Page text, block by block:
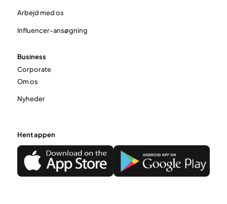
Arbejd med os
Influencer-ansøgning
Business
Corporate
Om os
Nyheder
Hent appen